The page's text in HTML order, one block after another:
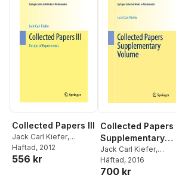
Collected Papers III
Jack Carl Kiefer,
Lawrence Brown
Ingram Olkin
Häftad, 2012
556 kr
Collected Papers
Supplementary
Volume
Jack Carl Kiefer,
Lawrence D. Brown
Ingram Olkin
Häftad, 2016
700 kr